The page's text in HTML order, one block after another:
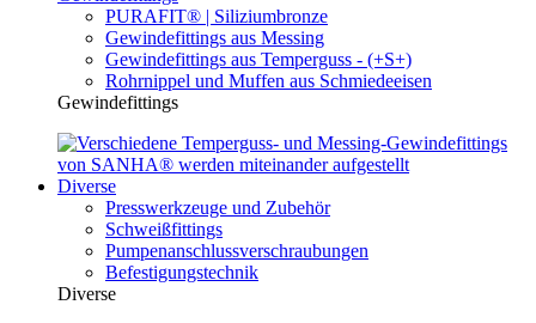
PURAFIT® | Siliziumbronze
Gewindefittings aus Messing
Gewindefittings aus Temperguss - (+S+)
Rohrnippel und Muffen aus Schmiedeeisen
Gewindefittings
Diverse
Presswerkzeuge und Zubehör
Schweißfittings
Pumpenanschlussverschraubungen
Befestigungstechnik
Diverse